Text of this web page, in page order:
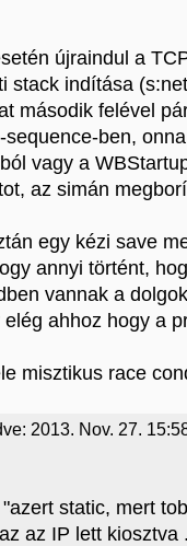
újraindul a
stack indítása
második felével
sequence-ben,
vagy a
az simán
egy kézi save
annyi történt,
vannak a
elég ahhoz hogy a
misztikus race
2013. Nov. 27.
static, mert
az IP lett